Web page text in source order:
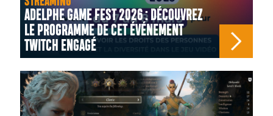
ADELPHE GAME FEST 2026 : DÉCOUVREZ
LE PROGRAMME DE CET ÉVÉNEMENT
TWITCH ENGAGÉ